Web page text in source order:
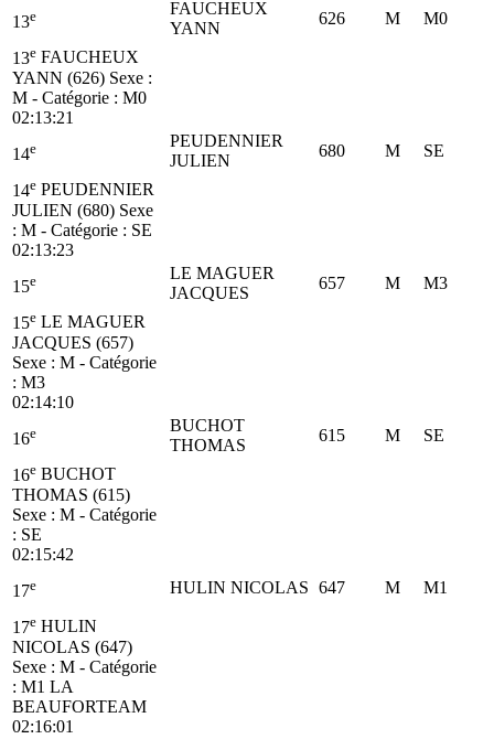
13e
FAUCHEUX
YANN
626 M M0
13e FAUCHEUX
YANN (626) Sexe :
M - Catégorie : M0
02:13:21
14e
PEUDENNIER
JULIEN
680 M SE
14e PEUDENNIER
JULIEN (680) Sexe
: M - Catégorie : SE
02:13:23
15e
LE MAGUER
JACQUES
657 M M3
15e LE MAGUER
JACQUES (657)
Sexe : M - Catégorie
: M3
02:14:10
16e
BUCHOT
THOMAS
615 M SE
16e BUCHOT
THOMAS (615)
Sexe : M - Catégorie
: SE
02:15:42
17e HULIN NICOLAS 647 M M1
17e HULIN
NICOLAS (647)
Sexe : M - Catégorie
: M1 LA
BEAUFORTEAM
02:16:01